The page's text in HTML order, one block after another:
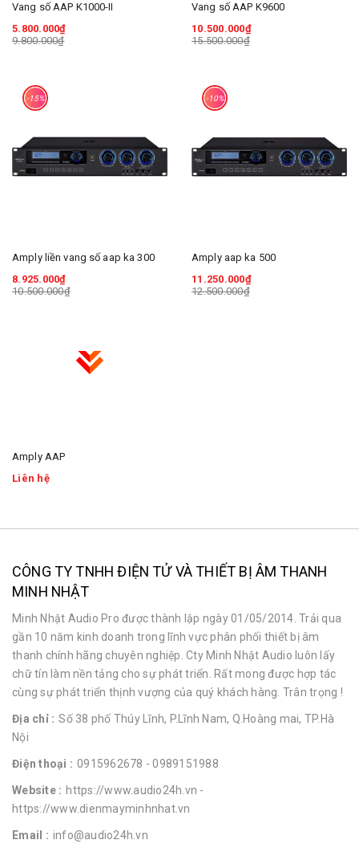
Vang số AAP K1000-II
5.800.000₫
9.800.000₫
Vang số AAP K9600
10.500.000₫
15.500.000₫
-15%
Amply liền vang số aap ka 300
8.925.000₫
10.500.000₫
-10%
Amply aap ka 500
11.250.000₫
12.500.000₫
Amply AAP
Liên hệ
CÔNG TY TNHH ĐIỆN TỬ VÀ THIẾT BỊ ÂM THANH
MINH NHẬT
Minh Nhật Audio Pro được thành lập ngày 01/05/2014. Trải qua
gần 10 năm kinh doanh trong lĩnh vực phân phối thiết bị âm
thanh chính hãng chuyên nghiệp. Cty Minh Nhật Audio luôn lấy
chữ tín làm nền tảng cho sự phát triển. Rất mong được hợp tác
cùng sự phát triển thịnh vượng của quý khách hàng. Trân trọng !
Địa chỉ : Số 38 phố Thúy Lĩnh, P.Lĩnh Nam, Q.Hoàng mai, TP.Hà
Nội
Điện thoại : 0915962678 - 0989151988
Website : https://www.audio24h.vn -
https://www.dienmayminhnhat.vn
Email : info@audio24h.vn